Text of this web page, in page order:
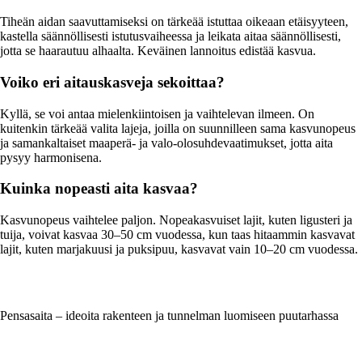
Tiheän aidan saavuttamiseksi on tärkeää istuttaa oikeaan etäisyyteen,
kastella säännöllisesti istutusvaiheessa ja leikata aitaa säännöllisesti,
jotta se haarautuu alhaalta. Keväinen lannoitus edistää kasvua.
Voiko eri aitauskasveja sekoittaa?
Kyllä, se voi antaa mielenkiintoisen ja vaihtelevan ilmeen. On
kuitenkin tärkeää valita lajeja, joilla on suunnilleen sama kasvunopeus
ja samankaltaiset maaperä- ja valo-olosuhdevaatimukset, jotta aita
pysyy harmonisena.
Kuinka nopeasti aita kasvaa?
Kasvunopeus vaihtelee paljon. Nopea­kasvuiset lajit, kuten ligusteri ja
tuija, voivat kasvaa 30–50 cm vuodessa, kun taas hitaammin kasvavat
lajit, kuten marjakuusi ja puksipuu, kasvavat vain 10–20 cm vuodessa.
Pensasaita – ideoita rakenteen ja tunnelman luomiseen puutarhassa